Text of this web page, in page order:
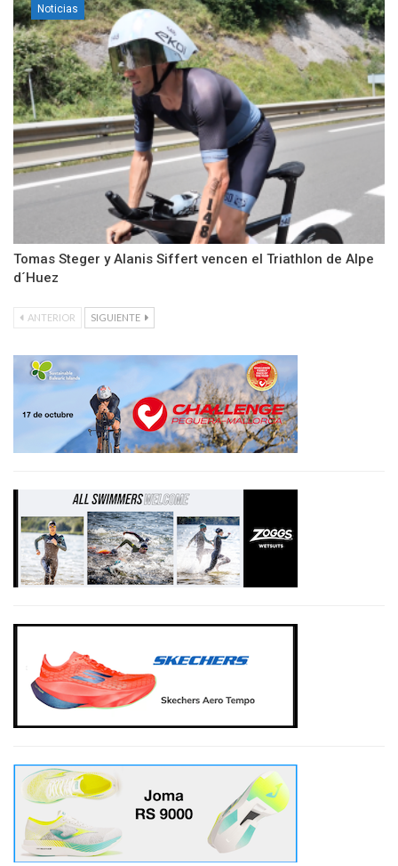
Noticias
Tomas Steger y Alanis Siffert vencen el Triathlon de Alpe
d´Huez
ANTERIOR SIGUIENTE